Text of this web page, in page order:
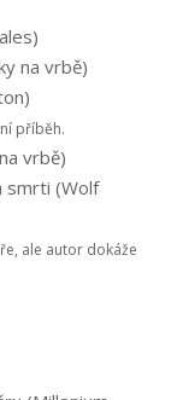
na vrbě)
příběh.
vrbě)
smrti (Wolf
ale autor dokáže